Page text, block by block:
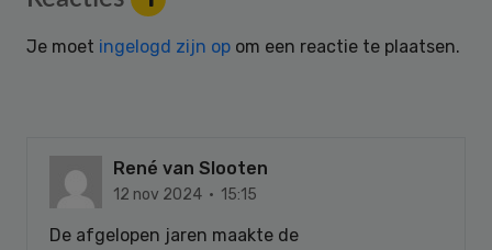
Interactions
Je moet ingelogd zijn op om een reactie te plaatsen.
René van Slooten
12 nov 2024 · 15:15
De afgelopen jaren maakte de